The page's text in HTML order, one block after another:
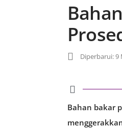
Diperbarui: 9
Bahan bakar